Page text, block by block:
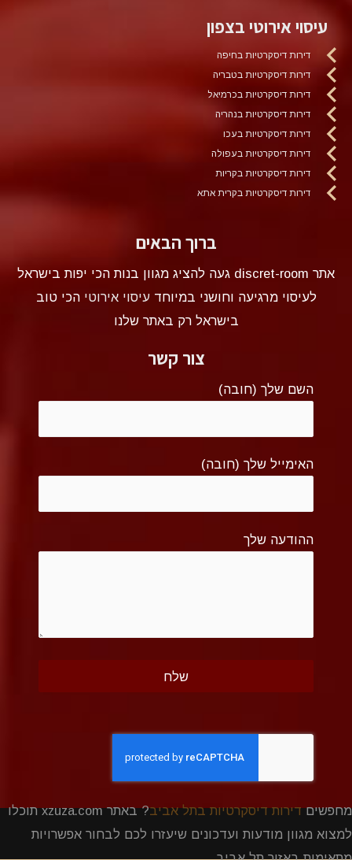
עיסוי אירוטי בצפון
דירות דיסקרטיות בחיפה
דירות דיסקרטיות בטבריה
דירות דיסקרטיות בכרמיאל
דירות דיסקרטיות בנהריה
דירות דיסקרטיות בעכו
דירות דיסקרטיות בעפולה
דירות דיסקרטיות בקריות
דירות דיסקרטיות בקרית אתא
ברוך הבאים
אתר discret-room געה להציג מגוון בנות הכי יפות בישראל
לעיסוי מרגיעה וחושני במיוחדעיסוי אירוטי הכי טוב
בישראל רק באתר שלנו
צור קשר
השם שלך (חובה)
האימייל שלך (חובה)
ההודעה שלך
מחפשיםדירות דיסקרטיות בתל אביב
? באתר xzuza.com תוכלו
למצוא מגוון מודעות ועדכונים שיעזרו לכם לבחור אפשרויות